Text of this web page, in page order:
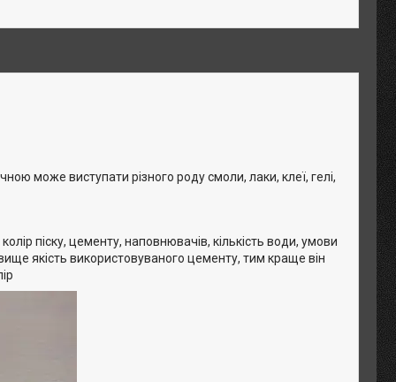
може виступати різного роду смоли, лаки, клеї, гелі,
піску, цементу, наповнювачів, кількість води, умови
якість використовуваного цементу, тим краще він